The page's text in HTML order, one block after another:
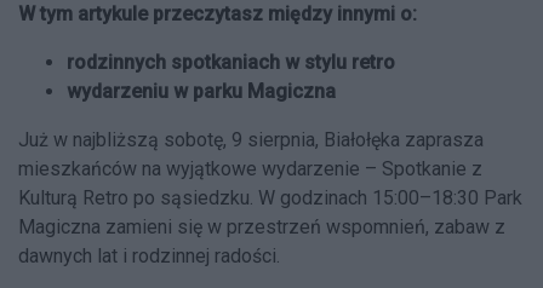
W tym artykule przeczytasz między innymi o:
rodzinnych spotkaniach w stylu retro
wydarzeniu w parku Magiczna
Już w najbliższą sobotę, 9 sierpnia, Białołęka zaprasza
mieszkańców na wyjątkowe wydarzenie – Spotkanie z
Kulturą Retro po sąsiedzku. W godzinach 15:00–18:30 Park
Magiczna zamieni się w przestrzeń wspomnień, zabaw z
dawnych lat i rodzinnej radości.